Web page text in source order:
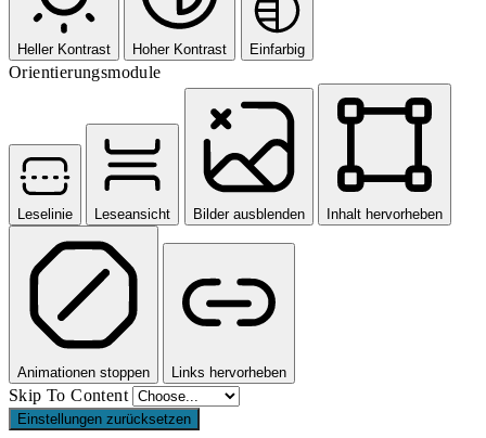
Heller Kontrast Hoher Kontrast Einfarbig
Orientierungsmodule
Leselinie Leseansicht Bilder ausblenden Inhalt hervorheben
Animationen stoppen Links hervorheben
Skip To Content
Einstellungen zurücksetzen